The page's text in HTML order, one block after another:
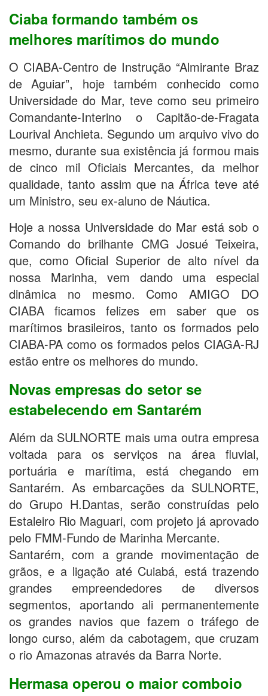
Ciaba formando também os
melhores marítimos do mundo
O CIABA-Centro de Instrução “Almirante Braz
de Aguiar”, hoje também conhecido como
Universidade do Mar, teve como seu primeiro
Comandante-Interino o Capitão-de-Fragata
Lourival Anchieta. Segundo um arquivo vivo do
mesmo, durante sua existência já formou mais
de cinco mil Oficiais Mercantes, da melhor
qualidade, tanto assim que na África teve até
um Ministro, seu ex-aluno de Náutica.
Hoje a nossa Universidade do Mar está sob o
Comando do brilhante CMG Josué Teixeira,
que, como Oficial Superior de alto nível da
nossa Marinha, vem dando uma especial
dinâmica no mesmo. Como AMIGO DO
CIABA ficamos felizes em saber que os
marítimos brasileiros, tanto os formados pelo
CIABA-PA como os formados pelos CIAGA-RJ
estão entre os melhores do mundo.
Novas empresas do setor se
estabelecendo em Santarém
Além da SULNORTE mais uma outra empresa
voltada para os serviços na área fluvial,
portuária e marítima, está chegando em
Santarém. As embarcações da SULNORTE,
do Grupo H.Dantas, serão construídas pelo
Estaleiro Rio Maguari, com projeto já aprovado
pelo FMM-Fundo de Marinha Mercante.
Santarém, com a grande movimentação de
grãos, e a ligação até Cuiabá, está trazendo
grandes empreendedores de diversos
segmentos, aportando ali permanentemente
os grandes navios que fazem o tráfego de
longo curso, além da cabotagem, que cruzam
o rio Amazonas através da Barra Norte.
Hermasa operou o maior comboio